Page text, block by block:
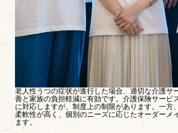
老人性うつの症状が進行した場合、適切な介護サ
善と家族の負担軽減に有効です。介護保険サービ
に対応しますが、制度上の制限があります。一方
柔軟性が高く、個別のニーズに応じたオーダーメ
ます。